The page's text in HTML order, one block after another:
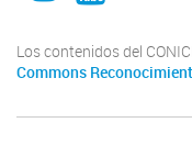
Los contenidos del
Commons